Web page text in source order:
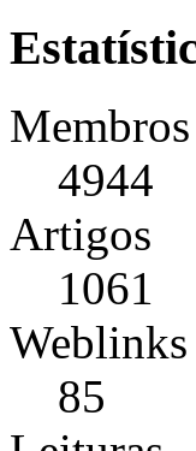
Membros
4944
Artigos
1061
Weblinks
85